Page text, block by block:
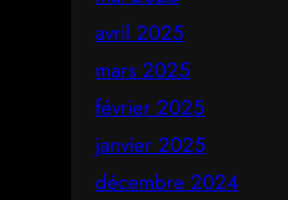
avril 2025
mars 2025
février 2025
janvier 2025
décembre 2024